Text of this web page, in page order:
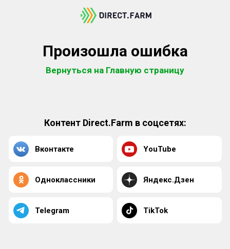
Произошла ошибка
Вернуться на Главную страницу
Контент Direct.Farm в соцсетях:
Вконтакте YouTube
Одноклассники Яндекс.Дзен
Telegram TikTok